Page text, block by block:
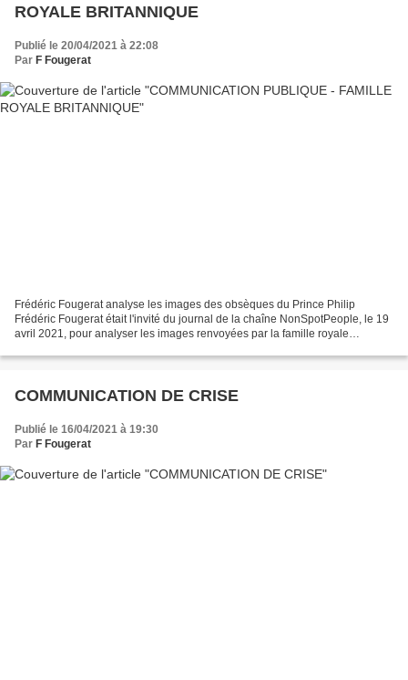
ROYALE BRITANNIQUE
Publié le 20/04/2021 à 22:08
Par F Fougerat
Frédéric Fougerat analyse les images des obsèques du Prince Philip
Frédéric Fougerat était l'invité du journal de la chaîne NonSpotPeople, le 19
avril 2021, pour analyser les images renvoyées par la famille royale
COMMUNICATION DE CRISE
Publié le 16/04/2021 à 19:30
Par F Fougerat